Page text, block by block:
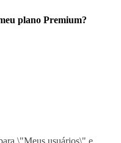
plano Premium?
\"Meus usuários\" e